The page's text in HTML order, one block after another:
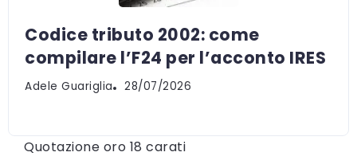
Codice tributo 2002: come
compilare l’F24 per l’acconto IRES
Adele Guariglia 28/07/2026
Quotazione oro 18 carati